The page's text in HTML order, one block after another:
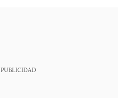
PUBLICIDAD